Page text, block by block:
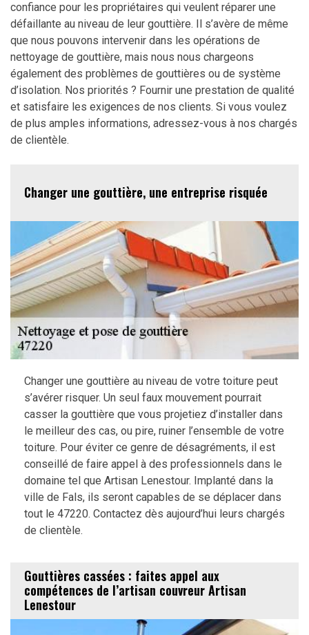
confiance pour les propriétaires qui veulent réparer une
défaillante au niveau de leur gouttière. Il s’avère de même
que nous pouvons intervenir dans les opérations de
nettoyage de gouttière, mais nous nous chargeons
également des problèmes de gouttières ou de système
d’isolation. Nos priorités ? Fournir une prestation de qualité
et satisfaire les exigences de nos clients. Si vous voulez
de plus amples informations, adressez-vous à nos chargés
de clientèle.
Changer une gouttière, une entreprise risquée
Changer une gouttière au niveau de votre toiture peut
s’avérer risquer. Un seul faux mouvement pourrait
casser la gouttière que vous projetiez d’installer dans
le meilleur des cas, ou pire, ruiner l’ensemble de votre
toiture. Pour éviter ce genre de désagréments, il est
conseillé de faire appel à des professionnels dans le
domaine tel que Artisan Lenestour. Implanté dans la
ville de Fals, ils seront capables de se déplacer dans
tout le 47220. Contactez dès aujourd’hui leurs chargés
de clientèle.
Gouttières cassées : faites appel aux
compétences de l’artisan couvreur Artisan
Lenestour